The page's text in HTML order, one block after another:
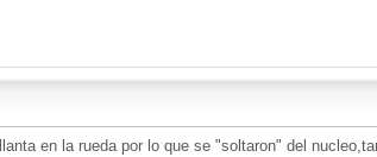
en la rueda por lo que se "soltaron" del